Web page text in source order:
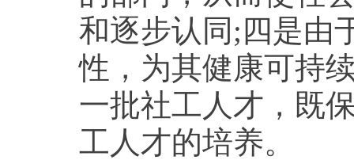
和逐步认同;四是由
性，为其健康可持
一批社工人才，既
工人才的培养。